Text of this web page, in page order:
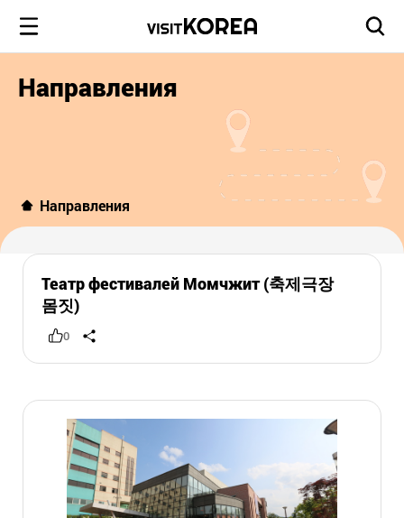
Направления
Направления
Театр фестивалей Момчжит (축제극장
몸짓)
0